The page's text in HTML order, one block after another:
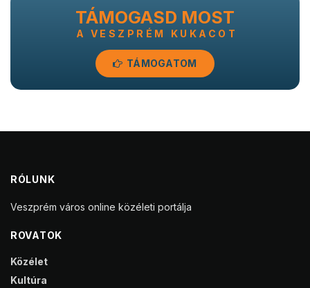
TÁMOGASD MOST
A VESZPRÉM KUKACOT
TÁMOGATOM
RÓLUNK
Veszprém város online közéleti portálja
ROVATOK
Közélet
Kultúra